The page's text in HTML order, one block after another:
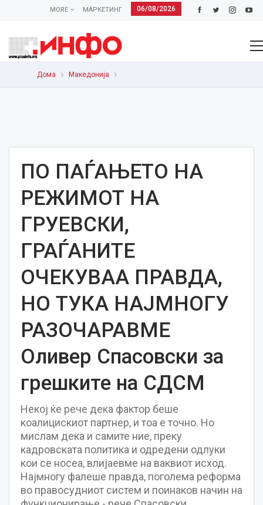
06/08/2026
МАРКЕТИНГ
MORE
Дома Македонија
ПО ПАЃАЊЕТО НА
РЕЖИМОТ НА
ГРУЕВСКИ,
ГРАЃАНИТЕ
ОЧЕКУВАА ПРАВДА,
НО ТУКА НАЈМНОГУ
РАЗОЧАРАВМЕ
Оливер Спасовски за
грешките на СДСМ
Некој ќе рече дека фактор беше
коалицискиот партнер, и тоа е точно. Но
мислам дека и самите ние, преку
кадровската политика и одредени одлуки
кои се носеа, влијаевме на ваквиот исход.
Најмногу фалеше правда, поголема реформа
во правосудниот систем и поинаков начин на